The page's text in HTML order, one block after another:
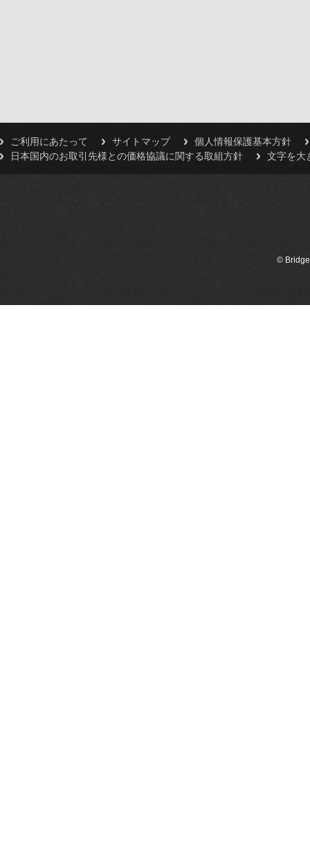
ご利用にあたって サイトマップ
個人情報保護基本方針
日本国内のお取引先様との価格協議に関する取組方針
文字を大
©